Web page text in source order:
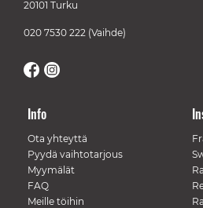
20101 Turku
020 7530 222 (Vaihde)
Info
Ota yhteyttä
Pyydä vaihtotarjous
Myymälät
FAQ
Meille töihin